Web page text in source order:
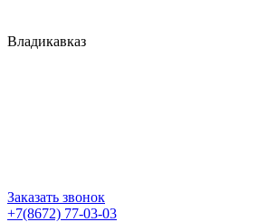
Владикавказ
Заказать звонок
+7(8672) 77-03-03